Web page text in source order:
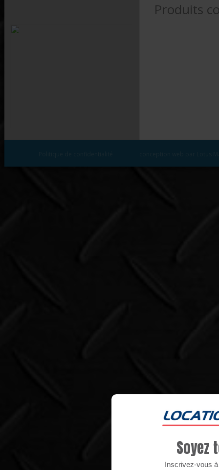
Produits
Soyez
Inscrivez-vous